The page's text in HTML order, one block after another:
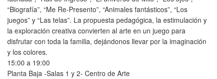
“Biografía”, “Me Re-Presento”, “Animales fantásticos”, “Los
juegos” y “Las telas”. La propuesta pedagógica, la estimulación y
la exploración creativa convierten al arte en un juego para
disfrutar con toda la familia, dejándonos llevar por la imaginación
y los colores.
15:00 a 19:00
Planta Baja -Salas 1 y 2- Centro de Arte